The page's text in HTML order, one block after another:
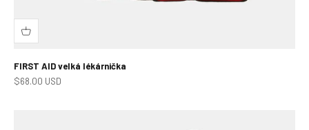
FIRST AID velká lékárnička
Prodejní cena
$68.00 USD